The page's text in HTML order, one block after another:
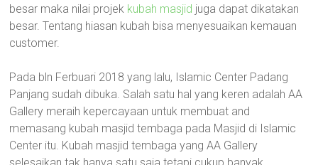
besar maka nilai projek kubah masjid juga dapat dikatakan
besar. Tentang hiasan kubah bisa menyesuaikan kemauan
customer.
Pada bln Ferbuari 2018 yang lalu, Islamic Center Padang
Panjang sudah dibuka. Salah satu hal yang keren adalah AA
Gallery meraih kepercayaan untuk membuat and
memasang kubah masjid tembaga pada Masjid di Islamic
Center itu. Kubah masjid tembaga yang AA Gallery